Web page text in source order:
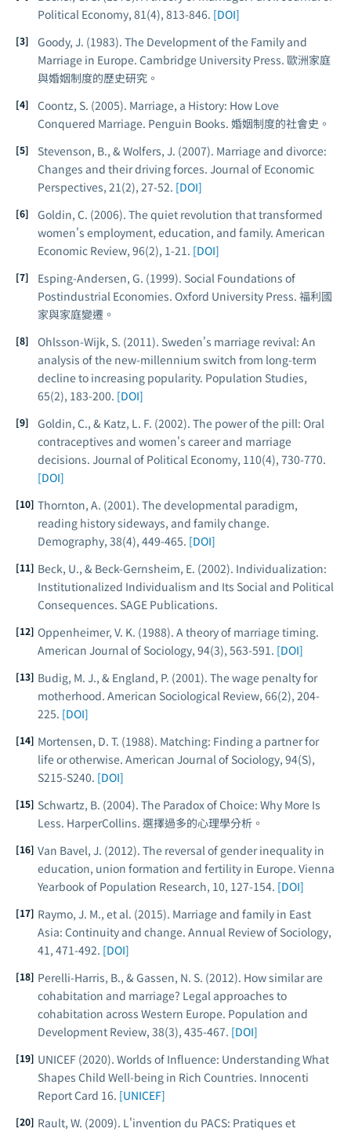
Political Economy, 81(4), 813-846. [DOI]
Goody, J. (1983). The Development of the Family and
Marriage in Europe. Cambridge University Press. 歐洲家庭
與婚姻制度的歷史研究。
Coontz, S. (2005). Marriage, a History: How Love
Conquered Marriage. Penguin Books. 婚姻制度的社會史。
Stevenson, B., & Wolfers, J. (2007). Marriage and divorce:
Changes and their driving forces. Journal of Economic
Perspectives, 21(2), 27-52. [DOI]
Goldin, C. (2006). The quiet revolution that transformed
women's employment, education, and family. American
Economic Review, 96(2), 1-21. [DOI]
Esping-Andersen, G. (1999). Social Foundations of
Postindustrial Economies. Oxford University Press. 福利國
家與家庭變遷。
Ohlsson-Wijk, S. (2011). Sweden's marriage revival: An
analysis of the new-millennium switch from long-term
decline to increasing popularity. Population Studies,
65(2), 183-200. [DOI]
Goldin, C., & Katz, L. F. (2002). The power of the pill: Oral
contraceptives and women's career and marriage
decisions. Journal of Political Economy, 110(4), 730-770.
[DOI]
Thornton, A. (2001). The developmental paradigm,
reading history sideways, and family change.
Demography, 38(4), 449-465. [DOI]
Beck, U., & Beck-Gernsheim, E. (2002). Individualization:
Institutionalized Individualism and Its Social and Political
Consequences. SAGE Publications.
Oppenheimer, V. K. (1988). A theory of marriage timing.
American Journal of Sociology, 94(3), 563-591. [DOI]
Budig, M. J., & England, P. (2001). The wage penalty for
motherhood. American Sociological Review, 66(2), 204-
225. [DOI]
Mortensen, D. T. (1988). Matching: Finding a partner for
life or otherwise. American Journal of Sociology, 94(S),
S215-S240. [DOI]
Schwartz, B. (2004). The Paradox of Choice: Why More Is
Less. HarperCollins. 選擇過多的心理學分析。
Van Bavel, J. (2012). The reversal of gender inequality in
education, union formation and fertility in Europe. Vienna
Yearbook of Population Research, 10, 127-154. [DOI]
Raymo, J. M., et al. (2015). Marriage and family in East
Asia: Continuity and change. Annual Review of Sociology,
41, 471-492. [DOI]
Perelli-Harris, B., & Gassen, N. S. (2012). How similar are
cohabitation and marriage? Legal approaches to
cohabitation across Western Europe. Population and
Development Review, 38(3), 435-467. [DOI]
UNICEF (2020). Worlds of Influence: Understanding What
Shapes Child Well-being in Rich Countries. Innocenti
Report Card 16. [UNICEF]
Rault, W. (2009). L'invention du PACS: Pratiques et